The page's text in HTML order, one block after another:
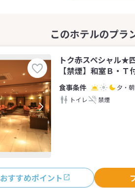
トク赤スペシャル★
【禁煙】和室Ｂ・
夕・
トイレ
禁煙
おすすめポイント